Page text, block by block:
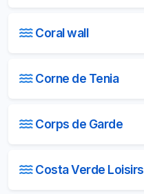
Coral wall
Corne de Tenia
Corps de Garde
Costa Verde Loisirs